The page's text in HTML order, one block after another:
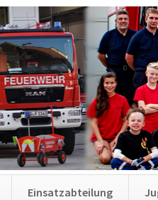
Einsatzabteilung